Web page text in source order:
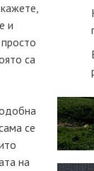
и
са
се
на